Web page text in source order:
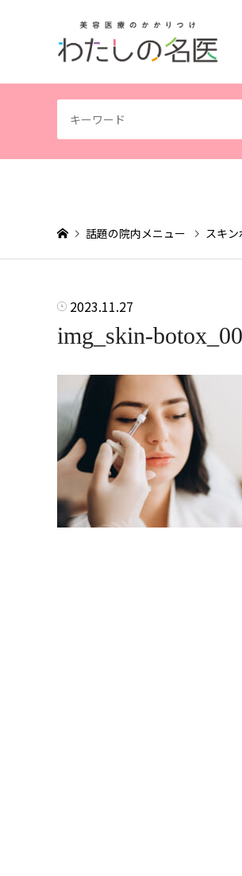
話題の院内メニュー スキ
2023.11.27
img_skin-